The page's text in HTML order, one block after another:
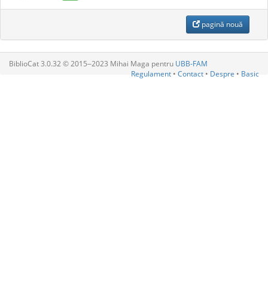
pagină nouă
BiblioCat 3.0.32 © 2015‒2023 Mihai Maga pentru UBB-FAM
Regulament • Contact • Despre • Basic